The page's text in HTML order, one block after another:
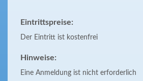
Eintrittspreise:
Der Eintritt ist kostenfrei
Hinweise:
Eine Anmeldung ist nicht erforderlich